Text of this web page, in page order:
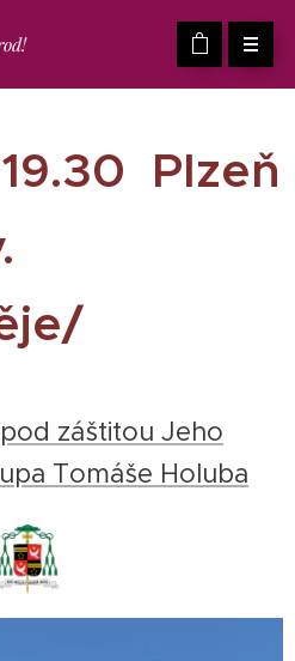
Plzeň
záštitou Jeho
Tomáše Holuba